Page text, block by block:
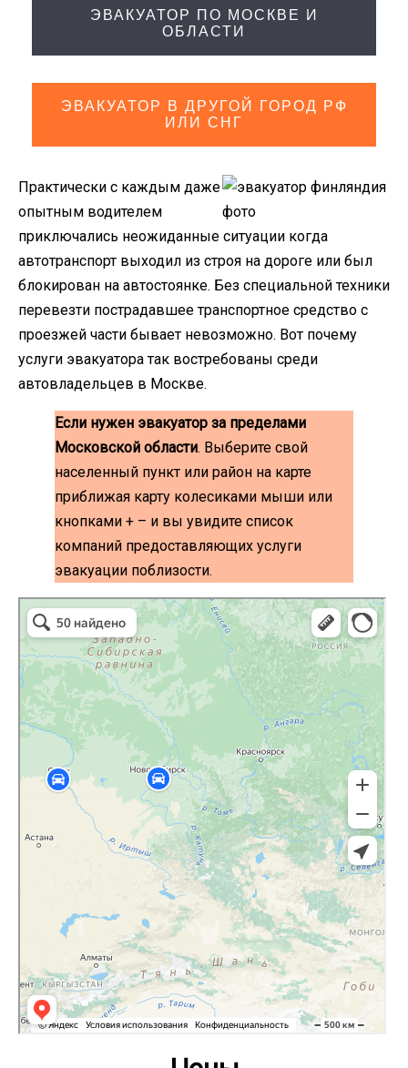
ЭВАКУАТОР ПО МОСКВЕ И
ОБЛАСТИ
ЭВАКУАТОР В ДРУГОЙ ГОРОД РФ
ИЛИ СНГ
Практически с каждым даже
опытным водителем
приключались неожиданные ситуации когда
автотранспорт выходил из строя на дороге или был
блокирован на автостоянке. Без специальной техники
перевезти пострадавшее транспортное средство с
проезжей части бывает невозможно. Вот почему
услуги эвакуатора так востребованы среди
автовладельцев в Москве.
Если нужен эвакуатор за пределами
Московской области. Выберите свой
населенный пункт или район на карте
приближая карту колесиками мыши или
кнопками + – и вы увидите список
компаний предоставляющих услуги
эвакуации поблизости.
Волоколамск